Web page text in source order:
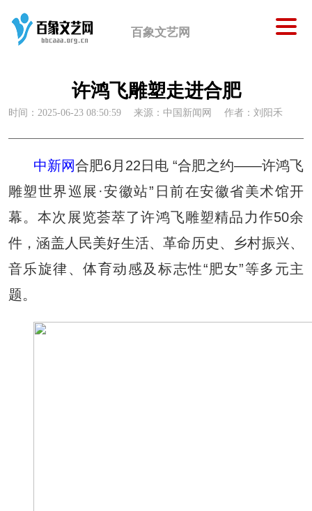
百象文艺网
许鸿飞雕塑走进合肥
时间：2025-06-23 08:50:59 来源：中国新闻网 作者：刘阳禾
中新网合肥6月22日电 “合肥之约——许鸿飞
雕塑世界巡展·安徽站”日前在安徽省美术馆开
幕。本次展览荟萃了许鸿飞雕塑精品力作50余
件，涵盖人民美好生活、革命历史、乡村振兴、
音乐旋律、体育动感及标志性“肥女”等多元主
题。